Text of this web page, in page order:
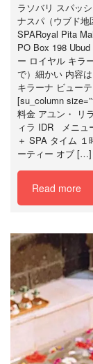
ラソバリ スパッ
ナスパ（ウブド
SPARoyal Pita
PO Box 198
ー ロイヤル キラ
で）細かい 内容
キラーナ ビュー
[su_column
料金 アユン・ リ
ィラ IDR メニュ
＋ SPA タイム １
ーティー オブ […]
Read more